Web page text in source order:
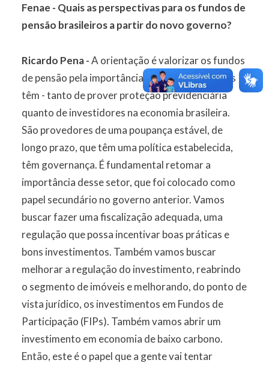
Fenae - Quais as perspectivas para os fundos de
pensão brasileiros a partir do novo governo?
Ricardo Pena -A orientação é valorizar os fundos
de pensão pela importância estratégica que eles
têm - tanto de prover proteção previdenciária
quanto de investidores na economia brasileira.
São provedores de uma poupança estável, de
longo prazo, que têm uma política estabelecida,
têm governança. É fundamental retomar a
importância desse setor, que foi colocado como
papel secundário no governo anterior. Vamos
buscar fazer uma fiscalização adequada, uma
regulação que possa incentivar boas práticas e
bons investimentos. Também vamos buscar
melhorar a regulação do investimento, reabrindo
o segmento de imóveis e melhorando, do ponto de
vista jurídico, os investimentos em Fundos de
Participação (FIPs). Também vamos abrir um
investimento em economia de baixo carbono.
Então, este é o papel que a gente vai tentar